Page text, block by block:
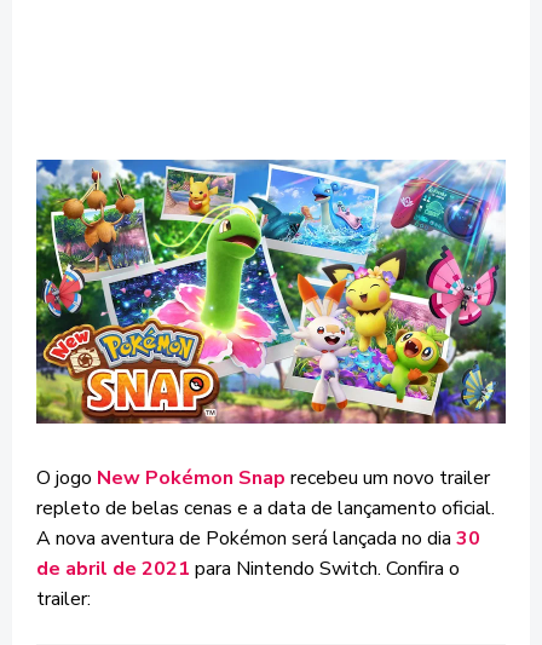
O jogo New Pokémon Snap recebeu um novo trailer
repleto de belas cenas e a data de lançamento oficial.
A nova aventura de Pokémon será lançada no dia 30
de abril de 2021 para Nintendo Switch. Confira o
trailer: